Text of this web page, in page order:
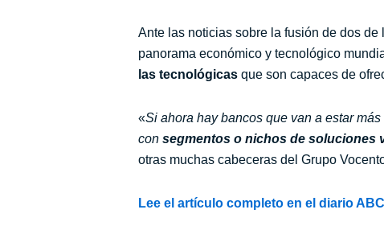
Ante las noticias sobre la fusión de dos
panorama económico y tecnológico
las tecnológicas que son capaces de
«Si ahora hay bancos que van a estar
con segmentos o nichos de soluciones
otras muchas cabeceras del Grupo
Lee el artículo completo en el diario